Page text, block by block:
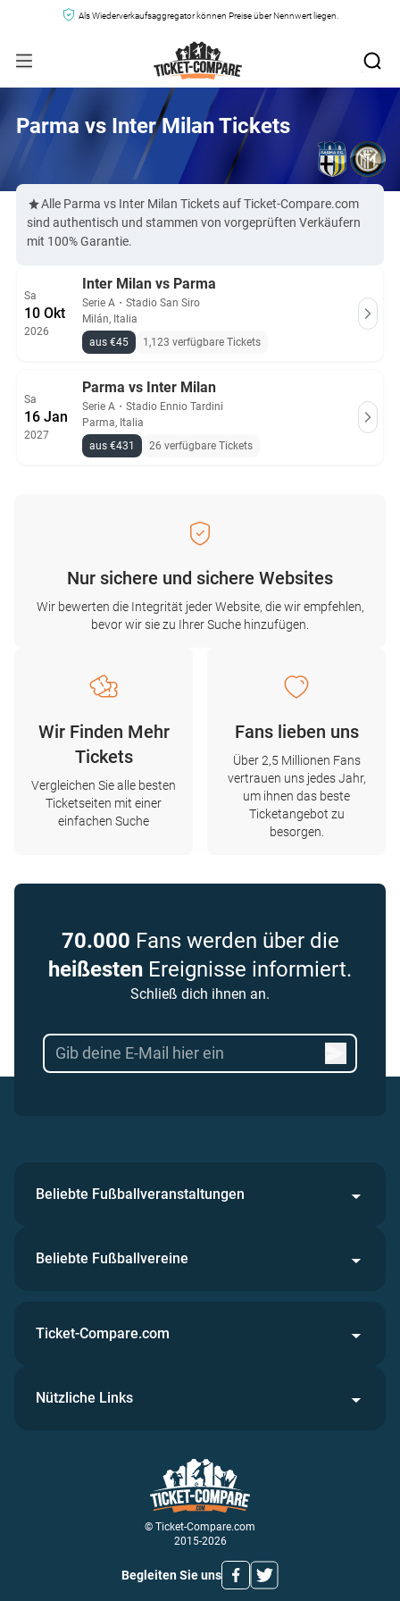
Als Wiederverkaufsaggregator können Preise über Nennwert liegen.
Parma vs Inter Milan Tickets
Alle Parma vs Inter Milan Tickets auf Ticket-Compare.com
sind authentisch und stammen von vorgeprüften Verkäufern
mit 100% Garantie.
Sa
10 Okt
2026
Inter Milan vs Parma
Serie A ・ Stadio San Siro
Milán, Italia
aus €45
1,123 verfügbare Tickets
Sa
16 Jan
2027
Parma vs Inter Milan
Serie A ・ Stadio Ennio Tardini
Parma, Italia
aus €431
26 verfügbare Tickets
Nur sichere und sichere Websites
Wir bewerten die Integrität jeder Website, die wir empfehlen,
bevor wir sie zu Ihrer Suche hinzufügen.
Wir Finden Mehr
Tickets
Vergleichen Sie alle besten
Ticketseiten mit einer
einfachen Suche
Fans lieben uns
Über 2,5 Millionen Fans
vertrauen uns jedes Jahr,
um ihnen das beste
Ticketangebot zu
besorgen.
70.000 Fans werden über die
heißesten Ereignisse informiert.
Schließ dich ihnen an.
Beliebte Fußballveranstaltungen
Beliebte Fußballvereine
© Ticket-Compare.com
2015-2026
Begleiten Sie uns
Ticket-Compare.com
Nützliche Links